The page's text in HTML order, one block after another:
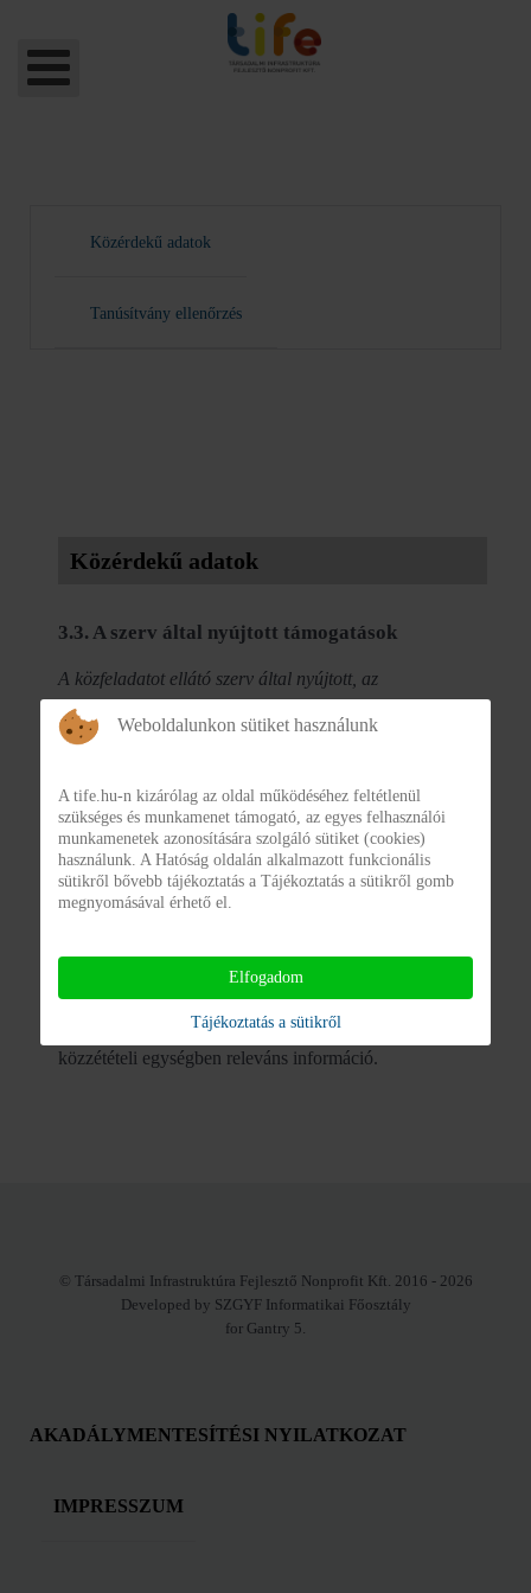
Közérdekű adatok
Tanúsítvány ellenőrzés
Közérdekű adatok
3.3. A szerv által nyújtott támogatások
A közfeladatot ellátó szerv által nyújtott, az
államháztartásról szóló törvény szerinti költségvetési
céljára, összegére, továbbá a támogatási program
megvalósítási helyére vonatkozó adatok, kivéve, ha a
közzététel előtt a költségvetési támogatást visszavonják
vagy arról a kedvezményezett lemond
A TIFE Nonprofit Kft.-nél nem keletkezik ebben a
közzétételi egységben releváns információ.
© Társadalmi Infrastruktúra Fejlesztő Nonprofit Kft. 2016 - 2026
Developed by SZGYF Informatikai Főosztály
for Gantry 5.
AKADÁLYMENTESÍTÉSI NYILATKOZAT
IMPRESSZUM
Weboldalunkon sütiket használunk
A tife.hu-n kizárólag az oldal működéséhez feltétlenül
szükséges és munkamenet támogató, az egyes felhasználói
munkamenetek azonosítására szolgáló sütiket (cookies)
használunk. A Hatóság oldalán alkalmazott funkcionális
sütikről bővebb tájékoztatás a Tájékoztatás a sütikről gomb
megnyomásával érhető el.
Elfogadom
Tájékoztatás a sütikről